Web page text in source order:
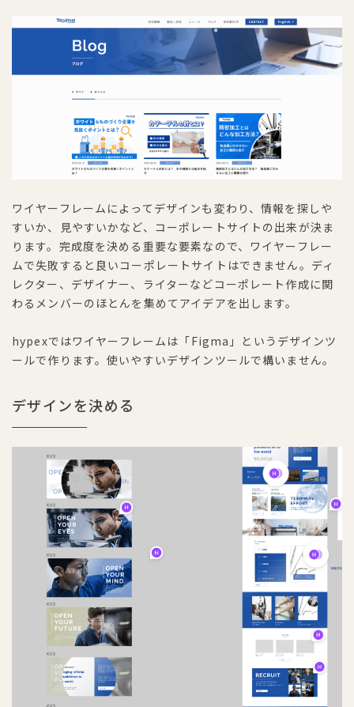
ワイヤーフレームによってデザインも変わり、情報を探しや
すいか、見やすいかなど、コーポレートサイトの出来が決ま
ります。完成度を決める重要な要素なので、ワイヤーフレー
ムで失敗すると良いコーポレートサイトはできません。ディ
レクター、デザイナー、ライターなどコーポレート作成に関
わるメンバーのほとんを集めてアイデアを出します。
hypexではワイヤーフレームは「Figma」というデザインツ
ールで作ります。使いやすいデザインツールで構いません。
デザインを決める